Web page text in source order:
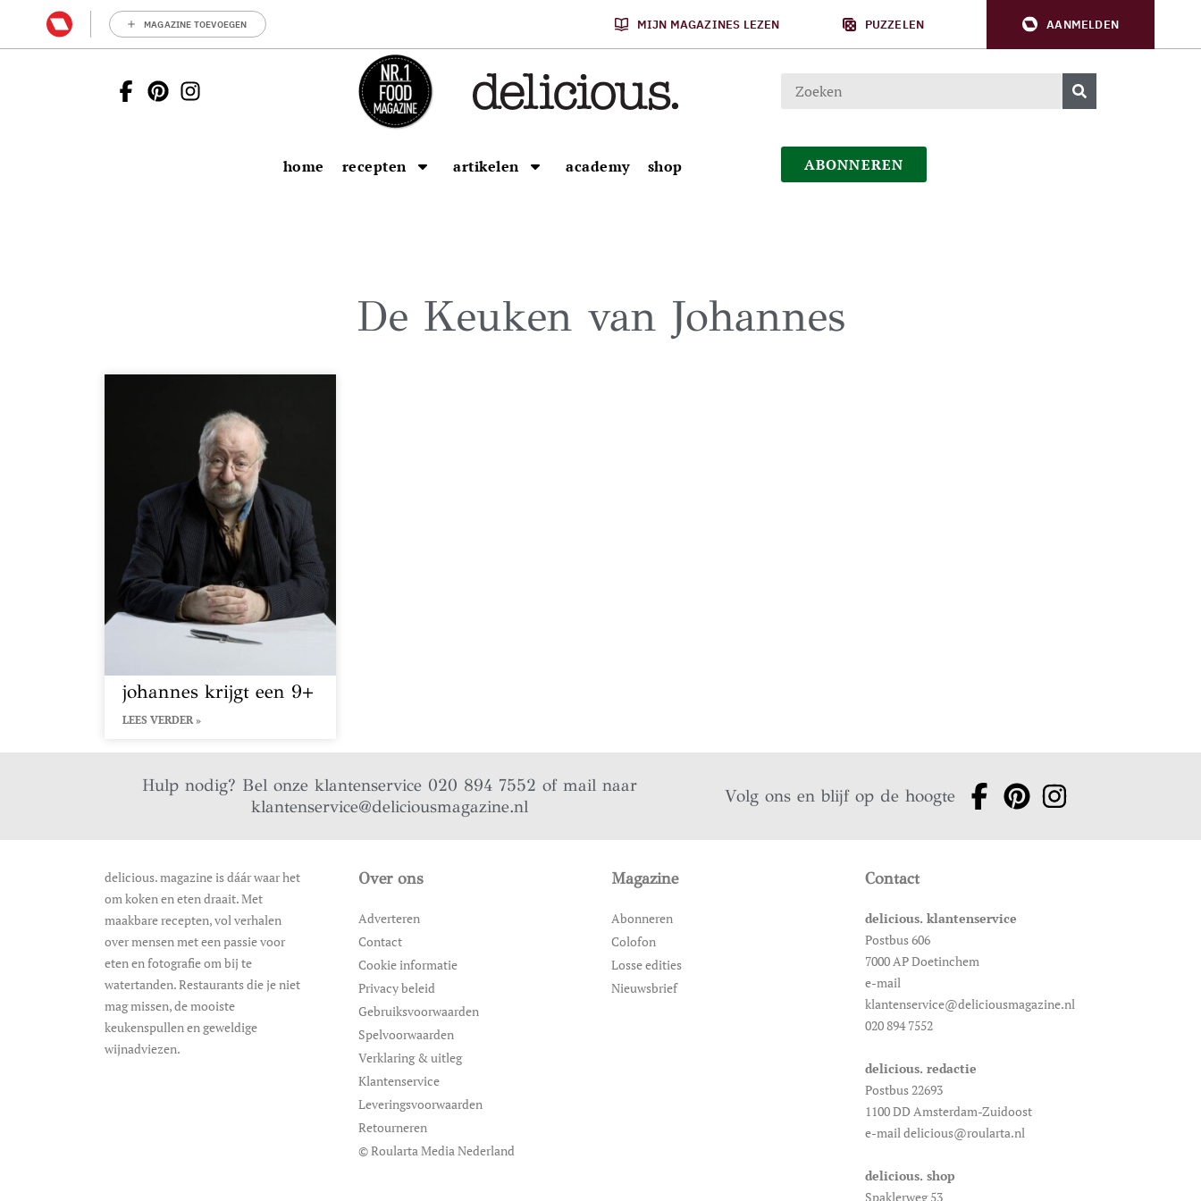
MAGAZINE TOEVOEGEN MIJN MAGAZINES LEZEN PUZZELEN AANMELDEN
home recepten artikelen academy shop ABONNEREN
De Keuken van Johannes
johannes krijgt een 9+
LEES VERDER »
Hulp nodig? Bel onze klantenservice 020 894 7552 of mail naar
klantenservice@deliciousmagazine.nl
Volg ons en blijf op de hoogte
delicious. magazine is dáár waar het
om koken en eten draait. Met
maakbare recepten, vol verhalen
over mensen met een passie voor
eten en fotografie om bij te
watertanden. Restaurants die je niet
mag missen, de mooiste
keukenspullen en geweldige
wijnadviezen.
Over ons
Adverteren
Contact
Cookie informatie
Privacy beleid
Gebruiksvoorwaarden
Spelvoorwaarden
Verklaring & uitleg
Klantenservice
Leveringsvoorwaarden
Retourneren
© Roularta Media Nederland
Magazine
Abonneren
Colofon
Losse edities
Nieuwsbrief
Contact
delicious. klantenservice
Postbus 606
7000 AP Doetinchem
e-mail
klantenservice@deliciousmagazine.nl
020 894 7552
delicious. redactie
Postbus 22693
1100 DD Amsterdam-Zuidoost
e-mail delicious@roularta.nl
delicious. shop
Spaklerweg 53